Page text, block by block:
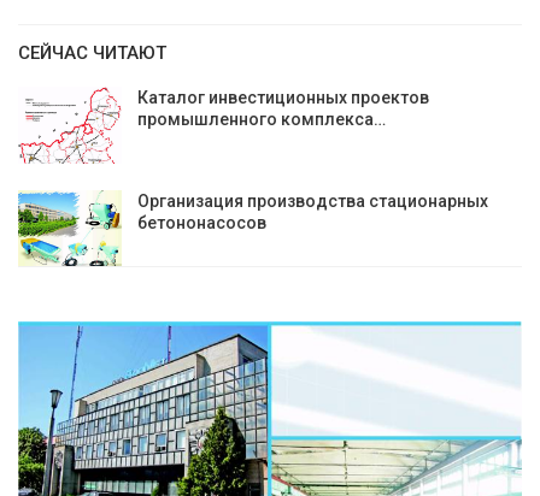
СЕЙЧАС ЧИТАЮТ
Каталог инвестиционных проектов
промышленного комплекса…
Организация производства стационарных
бетононасосов